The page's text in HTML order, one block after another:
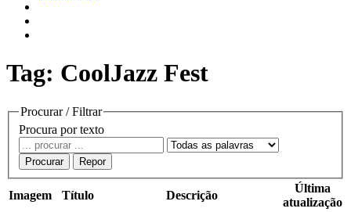
Tag: CoolJazz Fest
Procurar / Filtrar
Procura por texto
Procurar Repor
Imagem Título Descrição
Última
atualização